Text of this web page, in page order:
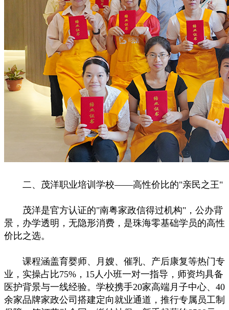
二、茂洋职业培训学校——高性价比的"亲民之王"
茂洋是官方认证的"南粤家政信得过机构"，公办背
景，办学透明，无隐形消费，是珠海零基础学员的高性
价比之选。
课程涵盖育婴师、月嫂、催乳、产后康复等热门专
业，实操占比75%，15人小班一对一指导，师资均具备
医护背景与一线经验。学校携手20家高端月子中心、40
余家品牌家政公司搭建定向就业通道，推行专属员工制